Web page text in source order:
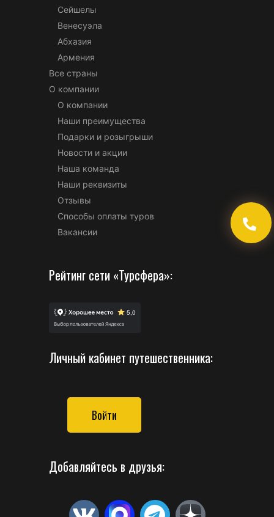
Сейшелы
Венесуэла
Абхазия
Армения
Все страны
О компании
О компании
Наши преимущества
Подарки и розыгрыши
Новости и акции
Наша команда
Наши реквизиты
Отзывы
Способы оплаты туров
Вакансии
Рейтинг сети «Турсфера»:
Личный кабинет путешественника:
Войти
Добавляйтесь в друзья: